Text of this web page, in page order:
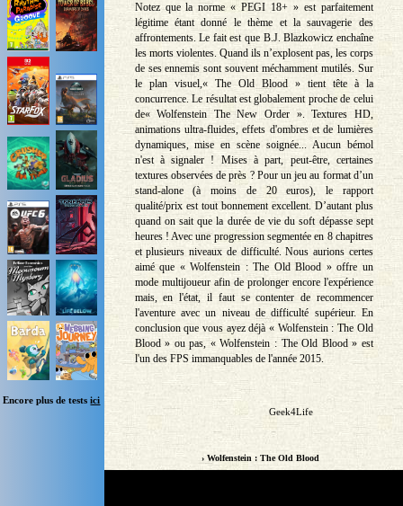
Encore plus de testsici
Notez que la norme « PEGI 18+ » est parfaitement
légitime étant donné le thème et la sauvagerie des
affrontements. Le fait est que B.J. Blazkowicz enchaîne
les morts violentes. Quand ils n’explosent pas, les corps
de ses ennemis sont souvent méchamment mutilés. Sur
le plan visuel,« The Old Blood » tient tête à la
concurrence. Le résultat est globalement proche de celui
de« Wolfenstein The New Order ». Textures HD,
animations ultra-fluides, effets d'ombres et de lumières
dynamiques, mise en scène soignée... Aucun bémol
n'est à signaler ! Mises à part, peut-être, certaines
textures observées de près ? Pour un jeu au format d’un
stand-alone (à moins de 20 euros), le rapport
qualité/prix est tout bonnement excellent. D’autant plus
quand on sait que la durée de vie du soft dépasse sept
heures ! Avec une progression segmentée en 8 chapitres
et plusieurs niveaux de difficulté. Nous aurions certes
aimé que « Wolfenstein : The Old Blood » offre un
mode multijoueur afin de prolonger encore l'expérience
mais, en l'état, il faut se contenter de recommencer
l'aventure avec un niveau de difficulté supérieur. En
conclusion que vous ayez déjà « Wolfenstein : The Old
Blood » ou pas, « Wolfenstein : The Old Blood » est
l'un des FPS immanquables de l'année 2015.
Geek4Life
› Wolfenstein : The Old Blood